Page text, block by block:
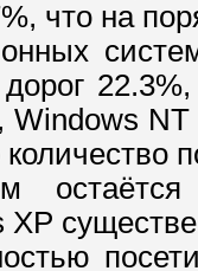
что на
количество